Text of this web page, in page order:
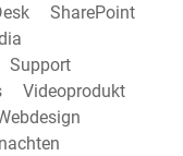
SharePoint
Support
Videoprodukt